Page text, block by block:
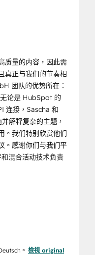
质量的内容，因此需
真正与我们的节奏相
团队的优势所在：
论是 HubSpot 的
连接，Sascha 和
解释复杂的主题，
。我们特别欣赏他们
。感谢你们与我们平
混合活动技术负责
。檢視 original